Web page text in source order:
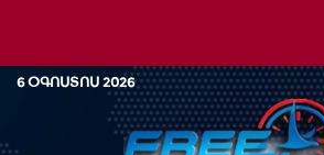
6 ՕԳՈՍՏՈՍ 2026